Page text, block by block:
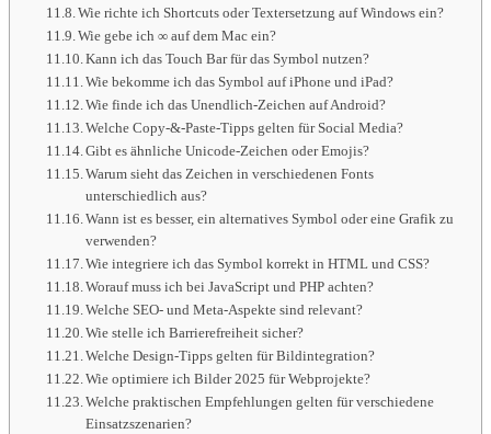
Wie richte ich Shortcuts oder Textersetzung auf Windows ein?
Wie gebe ich ∞ auf dem Mac ein?
Kann ich das Touch Bar für das Symbol nutzen?
Wie bekomme ich das Symbol auf iPhone und iPad?
Wie finde ich das Unendlich-Zeichen auf Android?
Welche Copy‑&‑Paste‑Tipps gelten für Social Media?
Gibt es ähnliche Unicode‑Zeichen oder Emojis?
Warum sieht das Zeichen in verschiedenen Fonts
unterschiedlich aus?
Wann ist es besser, ein alternatives Symbol oder eine Grafik zu
verwenden?
Wie integriere ich das Symbol korrekt in HTML und CSS?
Worauf muss ich bei JavaScript und PHP achten?
Welche SEO‑ und Meta‑Aspekte sind relevant?
Wie stelle ich Barrierefreiheit sicher?
Welche Design‑Tipps gelten für Bildintegration?
Wie optimiere ich Bilder 2025 für Webprojekte?
Welche praktischen Empfehlungen gelten für verschiedene
Einsatzszenarien?